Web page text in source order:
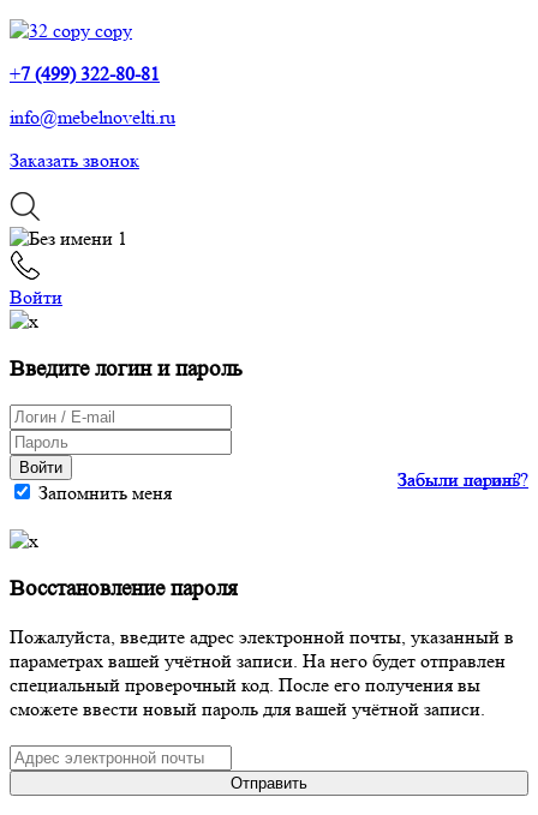
+7 (499) 322-80-81
info@mebelnovelti.ru
Заказать звонок
Войти
Введите логин и пароль
Войти
Запомнить меня
Забыли пароль?
Забыли логин?
Восстановление пароля
Пожалуйста, введите адрес электронной почты, указанный в
параметрах вашей учётной записи. На него будет отправлен
специальный проверочный код. После его получения вы
сможете ввести новый пароль для вашей учётной записи.
Отправить